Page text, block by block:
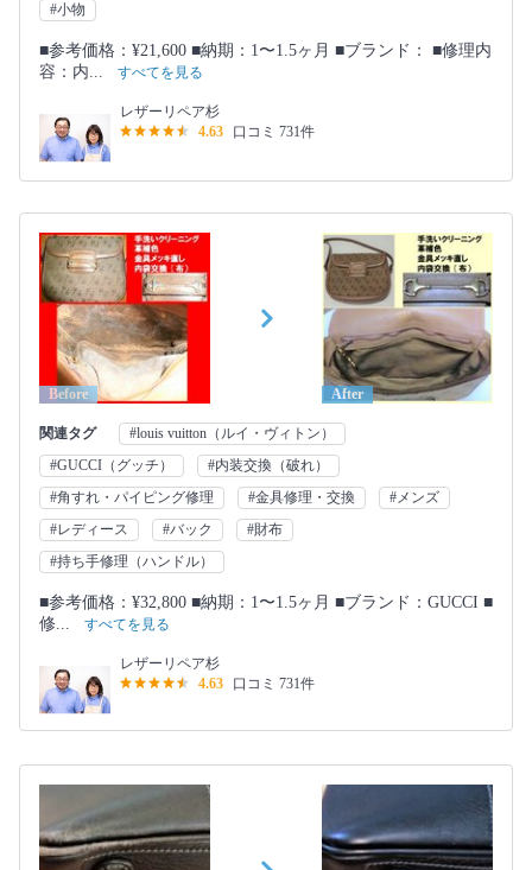
#小物
■参考価格：¥21,600 ■納期：1〜1.5ヶ月 ■ブランド： ■修理内
容：内...
すべてを見る
レザーリペア杉
4.63
口コミ 731件
Before After
関連タグ
#louis vuitton（ルイ・ヴィトン）
#GUCCI（グッチ）
#内装交換（破れ）
#角すれ・パイピング修理
#金具修理・交換
#メンズ
#レディース
#バック
#財布
#持ち手修理（ハンドル）
■参考価格：¥32,800 ■納期：1〜1.5ヶ月 ■ブランド：GUCCI ■
修...
すべてを見る
レザーリペア杉
4.63
口コミ 731件